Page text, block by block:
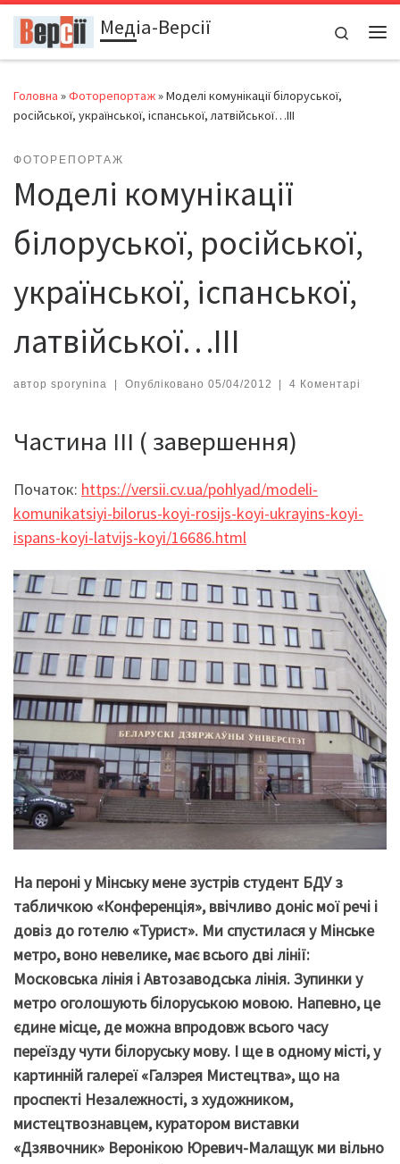
Перейти до вмістуМедіа-Версії
Search
Головна »Фоторепортаж»Моделі комунікації білоруської,
російської, української, іспанської, латвійської…ІІІ
ФОТОРЕПОРТАЖ
Моделі комунікації
білоруської, російської,
української, іспанської,
латвійської…ІІІ
автор sporynina | Опубліковано 05/04/2012 | 4 Коментарі
Частина ІІІ ( завершення)
Початок: https://versii.cv.ua/pohlyad/modeli-
komunikatsiyi-bilorus-koyi-rosijs-koyi-ukrayins-koyi-
ispans-koyi-latvijs-koyi/16686.html
На пероні у Мінську мене зустрів студент БДУ з
табличкою «Конференція», ввічливо доніс мої речі і
довіз до готелю «Турист». Ми спустилася у Мінське
метро, воно невелике, має всього дві лінії:
Московська лінія і Автозаводська лінія. Зупинки у
метро оголошують білоруською мовою. Напевно, це
єдине місце, де можна впродовж всього часу
переїзду чути білоруську мову. І ще в одному місті, у
картинній галереї «Галэрея Мистецтва», що на
проспекті Незалежності, з художником,
мистецтвознавцем, куратором виставки
«Дзявочник» Веронікою Юревич-Малащук ми вільно